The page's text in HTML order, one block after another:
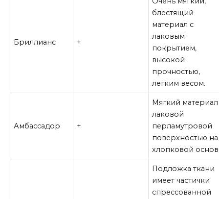
Бриллианс +
блестящий
материал с
лаковым
покрытием,
высокой
прочностью,
легким весом.
Амбассадор +
Мягкий материал
лаковой
перламутровой
поверхностью на
хлопковой
Подложка ткани
имеет частички
спрессованной